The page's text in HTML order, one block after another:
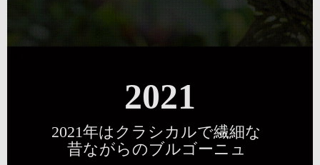
2021
2021年はクラシカルで繊細な
昔ながらのブルゴーニュ